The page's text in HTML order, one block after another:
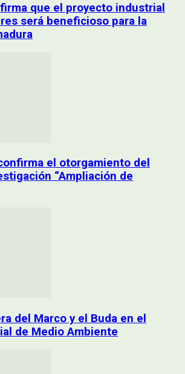
que el proyecto industrial
será beneficioso para la
el otorgamiento del
“Ampliación de
del Marco y el Buda en el
de Medio Ambiente